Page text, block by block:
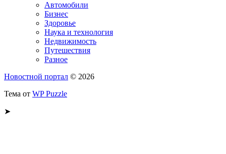
Автомобили
Бизнес
Здоровье
Наука и технология
Недвижимость
Путешествия
Разное
Новостной портал © 2026
Тема от WP Puzzle
➤